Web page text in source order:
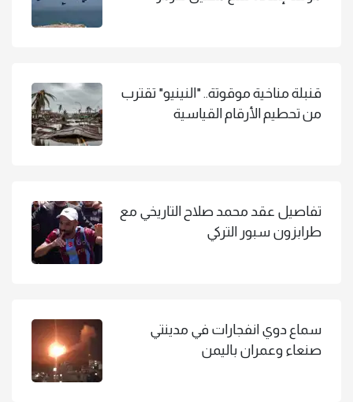
قنبلة مناخية موقوتة.. "النينيو" تقترب
من تحطيم الأرقام القياسية
تفاصيل عقد محمد صلاح التاريخي مع
طرابزون سبور التركي
سماع دوي انفجارات في مدينتي
صنعاء وعمران باليمن